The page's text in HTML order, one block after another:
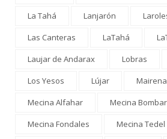
La Tahá
Lanjarón
Las Canteras
LaTahá
Laujar de Andarax
Lobras
Los Yesos
Lújar Mairena
Mecina Alfahar
Mecina
Mecina Fondales
Mecina Tedel